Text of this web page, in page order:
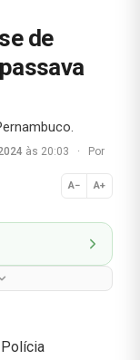
de
às 20:03 ·
Por
A− A+
Normal